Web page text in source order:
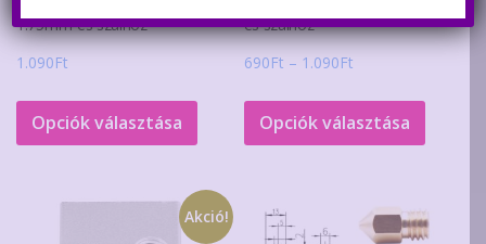
1.75mm-es szálhoz
1.090Ft
Opciók választása
terméknek
variációja
van.
es szálhoz
690Ft – 1.090FtÁrtartomány:
-
1.090Ft
Opciók választása
Ennek
van.
Akció!